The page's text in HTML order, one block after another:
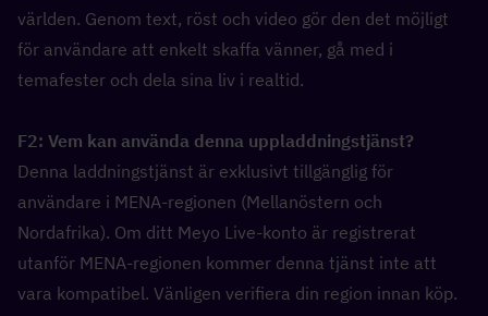
världen. Genom text, röst och video gör den det möjligt
för användare att enkelt skaffa vänner, gå med i
temafester och dela sina liv i realtid.
F2: Vem kan använda denna uppladdningstjänst?
Denna laddningstjänst är exklusivt tillgänglig för
användare i MENA-regionen (Mellanöstern och
Nordafrika). Om ditt Meyo Live-konto är registrerat
utanför MENA-regionen kommer denna tjänst inte att
vara kompatibel. Vänligen verifiera din region innan köp.